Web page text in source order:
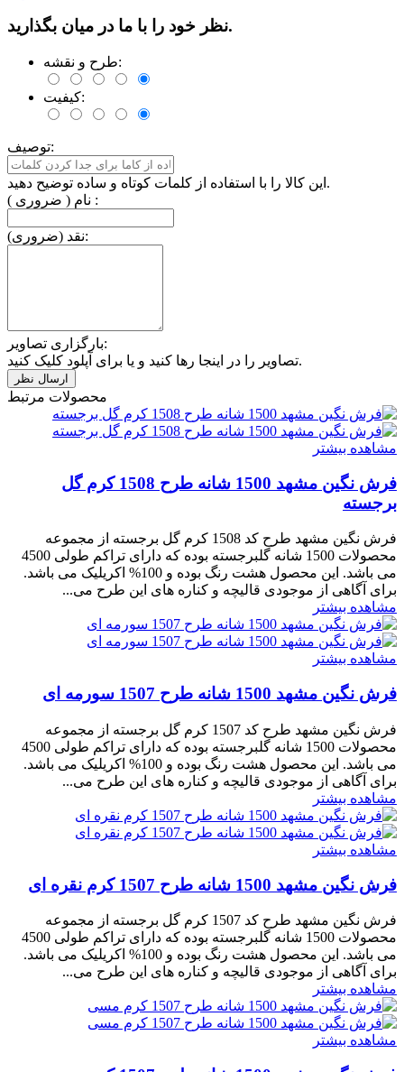
نظر خود را با ما در میان بگذارید.
طرح و نقشه:
کیفیت:
توصیف:
این کالا را با استفاده از کلمات کوتاه و ساده توضیح دهید.
نام ( ضروری ) :
نقد (ضروری):
بارگزاری تصاویر:
تصاویر را در اینجا رها کنید و یا برای آپلود کلیک کنید.
محصولات مرتبط
مشاهده بیشتر
فرش نگین مشهد 1500 شانه طرح 1508 کرم گل
برجسته
فرش نگین مشهد طرح کد 1508 کرم گل برجسته از مجموعه
محصولات 1500 شانه گلبرجسته بوده که دارای تراکم طولی 4500
می باشد. این محصول هشت رنگ بوده و 100% اکریلیک می باشد.
برای آگاهی از موجودی قالیچه و کناره های این طرح می...
مشاهده بیشتر
مشاهده بیشتر
فرش نگین مشهد 1500 شانه طرح 1507 سورمه ای
فرش نگین مشهد طرح کد 1507 کرم گل برجسته از مجموعه
محصولات 1500 شانه گلبرجسته بوده که دارای تراکم طولی 4500
می باشد. این محصول هشت رنگ بوده و 100% اکریلیک می باشد.
برای آگاهی از موجودی قالیچه و کناره های این طرح می...
مشاهده بیشتر
مشاهده بیشتر
فرش نگین مشهد 1500 شانه طرح 1507 کرم نقره ای
فرش نگین مشهد طرح کد 1507 کرم گل برجسته از مجموعه
محصولات 1500 شانه گلبرجسته بوده که دارای تراکم طولی 4500
می باشد. این محصول هشت رنگ بوده و 100% اکریلیک می باشد.
برای آگاهی از موجودی قالیچه و کناره های این طرح می...
مشاهده بیشتر
مشاهده بیشتر